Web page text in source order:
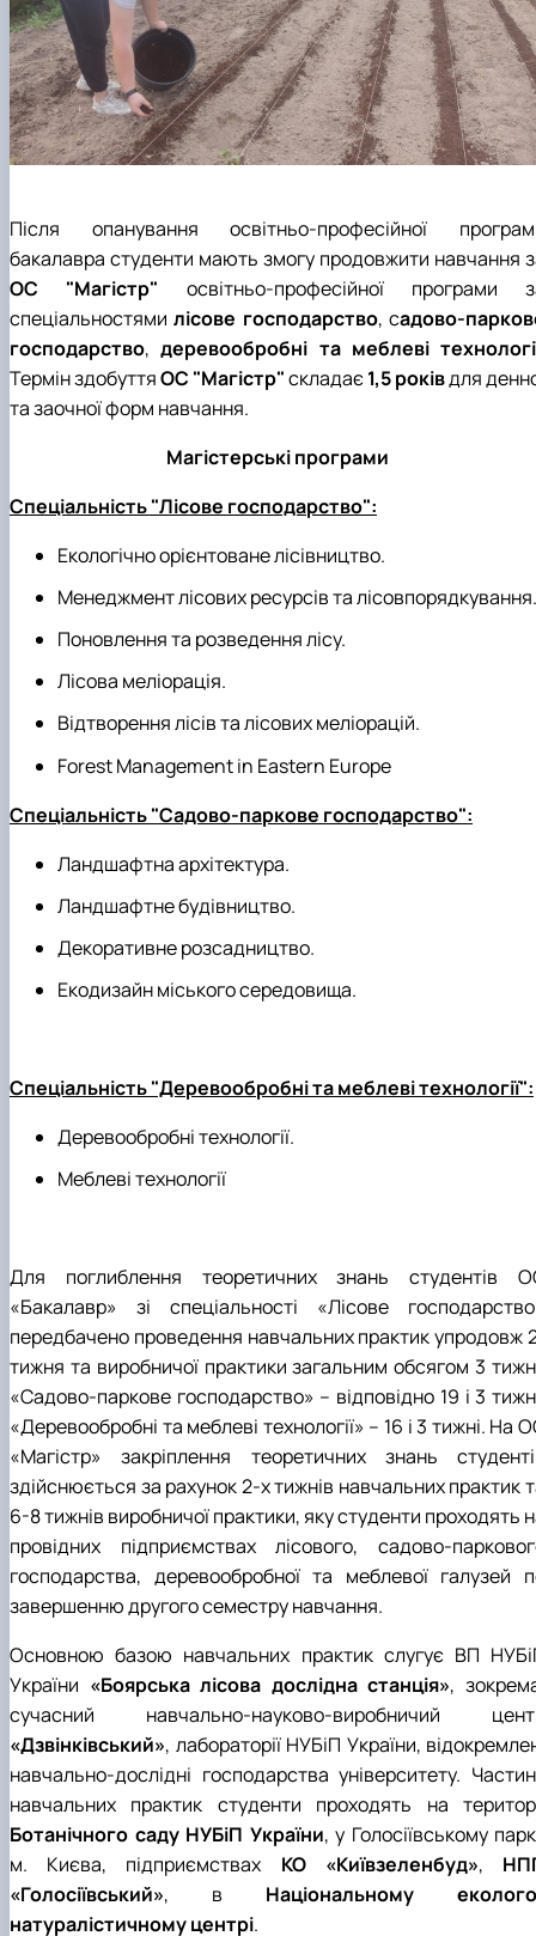
Після опанування освітньо-професійної
бакалавра студенти мають змогу продовжити навчання
ОС "Магістр" освітньо-професійної програми
спеціальностямилісове господарство, садово-
господарство,деревообробні та меблеві
Термін здобуттяОС "Магістр"складає1,5 роківдля
тазаочноїформ навчання.
Магістерські програми
Спеціальність "Лісове господарство":
Екологічно орієнтоване лісівництво.
Менеджмент лісових ресурсів та лісовпорядкування.
Поновлення та розведення лісу.
Лісова меліорація.
Відтворення лісів та лісових меліорацій.
Forest Management in Eastern Europe
Спеціальність "Садово-паркове господарство":
Ландшафтна архітектура.
Ландшафтне будівництво.
Декоративне розсадництво.
Екодизайн міського середовища.
Спеціальність "Деревообробні та меблеві технології":
Деревообробні технології.
Меблеві технології
Для поглиблення теоретичних знань студентів
«Бакалавр» зі спеціальності «Лісове
передбачено проведення навчальних практик упродовж
тижня та виробничої практики загальним обсягом 3
«Садово-паркове господарство» – відповідно 19 і 3
«Деревообробні та меблеві технології» – 16 і 3 тижні. На
«Магістр» закріплення теоретичних знань
здійснюється за рахунок 2-х тижнів навчальних практик
6-8 тижнів виробничої практики, яку студенти проходять
провідних підприємствах лісового, садово-
господарства, деревообробної та меблевої галузей
завершенню другого семестру навчання.
Основною базою навчальних практик слугує ВП
України «Боярська лісова дослідна станція»,
сучасний навчально-науково-виробничий
«Дзвінківський», лабораторії НУБіП України,
навчально-дослідні господарства університету.
навчальних практик студенти проходять на
Ботанічного саду НУБіП України, у Голосіївському
м. Києва, підприємствах КО «Київзеленбуд»,
«Голосіївський», в Національному
натуралістичному центрі.